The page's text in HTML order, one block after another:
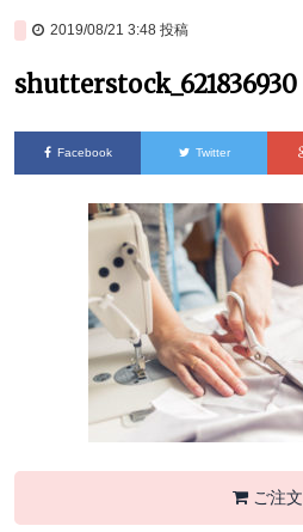
2019/08/21 3:48 投稿
shutterstock_621836930
Facebook Twitter
ご注文